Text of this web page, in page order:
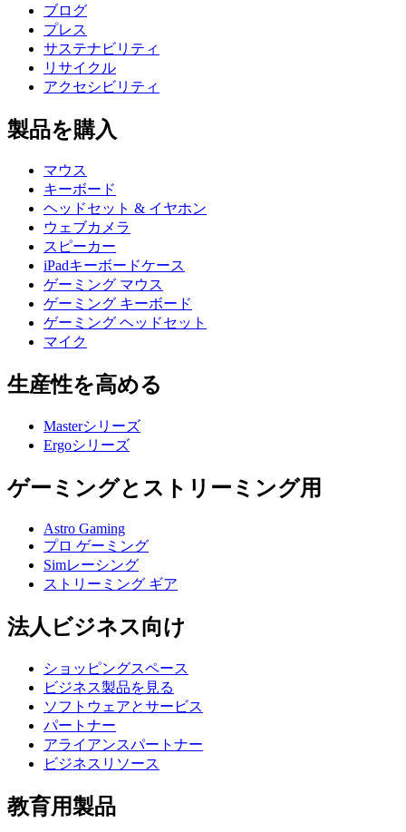
ブログ
プレス
サステナビリティ
リサイクル
アクセシビリティ
製品を購入
マウス
キーボード
ヘッドセット & イヤホン
ウェブカメラ
スピーカー
iPadキーボードケース
ゲーミング マウス
ゲーミング キーボード
ゲーミング ヘッドセット
マイク
生産性を高める
Masterシリーズ
Ergoシリーズ
ゲーミングとストリーミング用
Astro Gaming
プロ ゲーミング
Simレーシング
ストリーミング ギア
法人ビジネス向け
ショッピングスペース
ビジネス製品を見る
ソフトウェアとサービス
パートナー
アライアンスパートナー
ビジネスリソース
教育用製品